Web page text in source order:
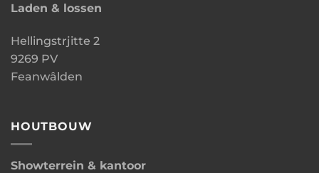
Laden & lossen
Hellingstrjitte 2
9269 PV
Feanwâlden
HOUTBOUW
Showterrein & kantoor